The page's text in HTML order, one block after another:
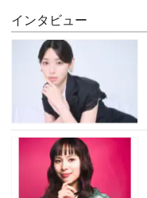
インタビュー